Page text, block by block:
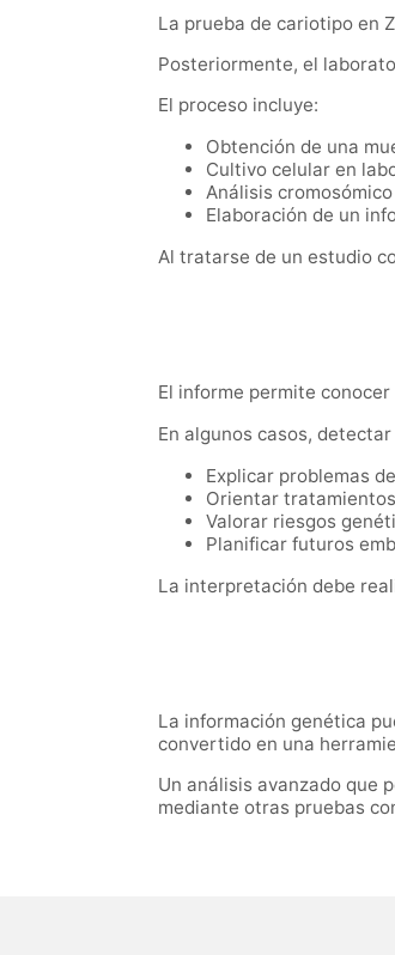
La prueba de cariotipo en
Posteriormente, el
El proceso incluye:
Obtención de una
Cultivo celular en
Análisis
Elaboración de un
Al tratarse de un estudio
El informe permite
En algunos casos,
Explicar problemas
Orientar
Valorar riesgos
Planificar futuros
La interpretación debe
La información genética
convertido en una
Un análisis avanzado que
mediante otras pruebas